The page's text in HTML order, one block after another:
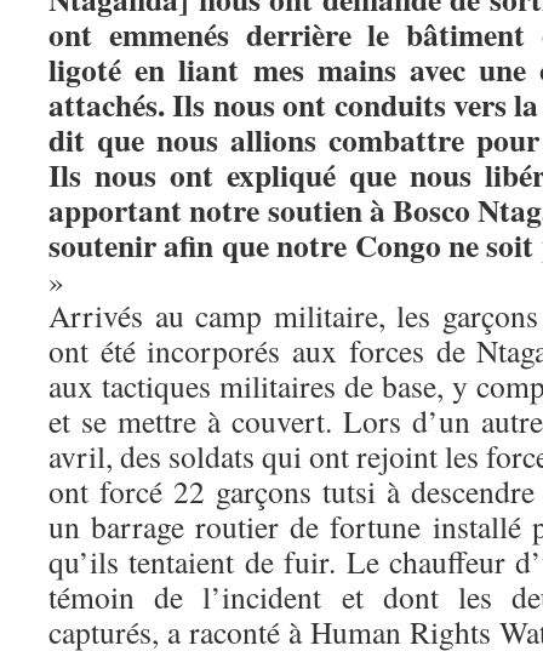
ont emmenés derrière le bâtiment
ligoté en liant mes mains avec
attachés. Ils nous ont conduits vers
dit que nous allions combattre
Ils nous ont expliqué que nous
apportant notre soutien à Bosco
soutenir afin que notre Congo ne
»
Arrivés au camp militaire, les
ont été incorporés aux forces de
aux tactiques militaires de base, y
et se mettre à couvert. Lors d’un
avril, des soldats qui ont rejoint les
ont forcé 22 garçons tutsi à
un barrage routier de fortune installé
qu’ils tentaient de fuir. Le chauffeur
témoin de l’incident et dont les
capturés, a raconté à Human Rights